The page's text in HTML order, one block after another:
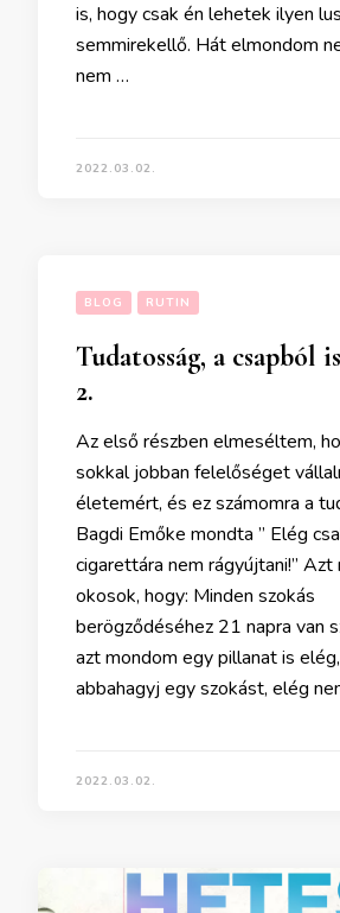
is, hogy csak én lehetek ilyen
semmirekellő. Hát elmondom
nem …
2022.03.02.
BLOG RUTIN
Tudatosság, a csapból
2.
Az első részben elmeséltem,
sokkal jobban felelőséget
életemért, és ez számomra a
Bagdi Emőke mondta ” Elég
cigarettára nem rágyújtani!” Azt
okosok, hogy: Minden szokás
berögződéséhez 21 napra van
azt mondom egy pillanat is
abbahagyj egy szokást, elég
2022.03.02.